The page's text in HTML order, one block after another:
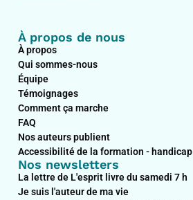
À propos de nous
À propos
Qui sommes-nous
Équipe
Témoignages
Comment ça marche
FAQ
Nos auteurs publient
Accessibilité de la formation - handicap
Nos newsletters
La lettre de L'esprit livre du samedi 7 h
Je suis l'auteur de ma vie